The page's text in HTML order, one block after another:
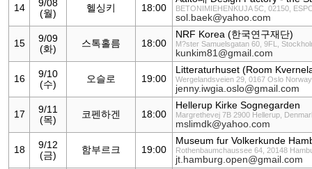
14
9/08
(월)
헬싱키 18:00 BETONIMIEHENKUJA 5C, 02150,
sol.baek@yahoo.com
15
9/09
(화)
스톡홀름 18:00
NRF Korea (한국연구재단)
M?ster Samuelsgatan 60, 9FL,
kunkim81@gmail.com
16
9/10
(수)
오슬로 19:00
Litteraturhuset (Room
Wergelandsveien 29, 0167 Oslo Norway
jenny.iwgia.oslo@gmail.com
17
9/11
(목)
코펜하겐 18:00
Hellerup Kirke Sognegarden
Margrethevej 7B 2900 Hellerup,
mslimdk@yahoo.com
18
9/12
(금)
함부르크 19:00
Museum fur Volkerkunde
Rothenbaumchaussee 64, 20148
jt.hamburg.open@gmail.com